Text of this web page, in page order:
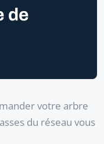
de
votre arbre
du réseau vous